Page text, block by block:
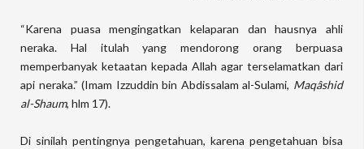
“Karena puasa mengingatkan kelaparan dan hausnya ahli
neraka. Hal itulah yang mendorong orang berpuasa
memperbanyak ketaatan kepada Allah agar terselamatkan dari
api neraka.” (Imam Izzuddin bin Abdissalam al-Sulami, Maqâshid
al-Shaum, hlm 17).
Di sinilah pentingnya pengetahuan, karena pengetahuan bisa